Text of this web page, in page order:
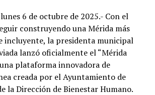
6 de octubre de 2025.- Con el
construyendo una Mérida más
incluyente, la presidenta municipal
lanzó oficialmente el “Mérida
plataforma innovadora de
creada por el Ayuntamiento de
la Dirección de Bienestar Humano.